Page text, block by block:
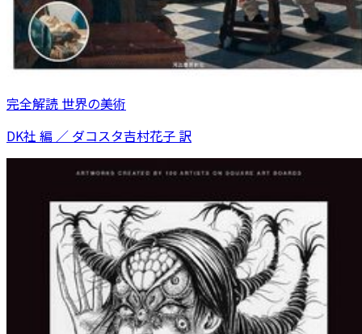
完全解読 世界の美術
DK社 編 ／ ダコスタ吉村花子 訳